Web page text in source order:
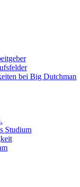
bei Big Dutchman
Studium